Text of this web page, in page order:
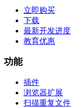
立即购买
下载
最新开发进度
教育优惠
功能
插件
浏览器扩展
扫描重复文件